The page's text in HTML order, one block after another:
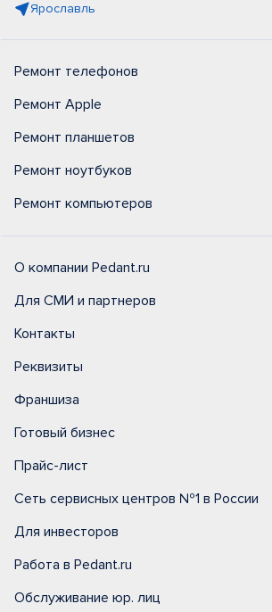
Ярославль
Ремонт телефонов
Ремонт Apple
Ремонт планшетов
Ремонт ноутбуков
Ремонт компьютеров
О компании Pedant.ru
Для СМИ и партнеров
Контакты
Реквизиты
Франшиза
Готовый бизнес
Прайс-лист
Сеть сервисных центров №1 в России
Для инвесторов
Работа в Pedant.ru
Обслуживание юр. лиц